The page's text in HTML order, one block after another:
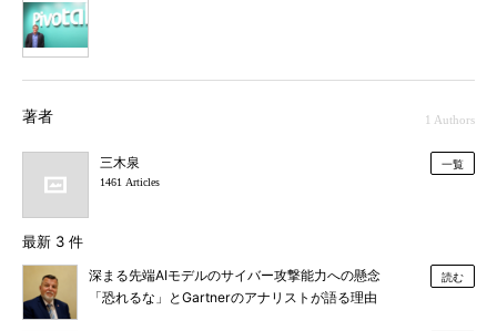
著者 1 Authors
三木泉
1461 Articles
一覧
最新 3 件
深まる先端AIモデルのサイバー攻撃能力への懸念
「恐れるな」とGartnerのアナリストが語る理由
読む